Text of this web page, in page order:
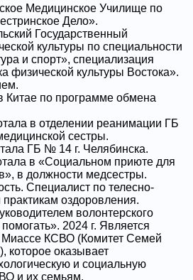
Медицинское Училище по
Дело».
Государственный
культуры по специальности
и спорт», специализация
физической культуры Востока».
Китае по программе обмена
в отделении реанимации ГБ
сестры.
ГБ № 14 г. Челябинска.
в «Социальном приюте для
в должности медсестры.
Специалист по телесно-
оздоровления.
волонтерского
2024 г. Является
Миассе КСВО (Комитет Семей
которое оказывает
и социальную
и их семьям.